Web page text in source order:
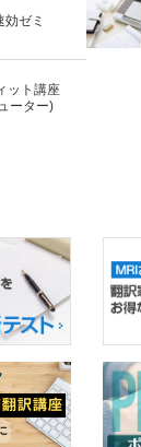
ゼミ
ット講座
ーター)